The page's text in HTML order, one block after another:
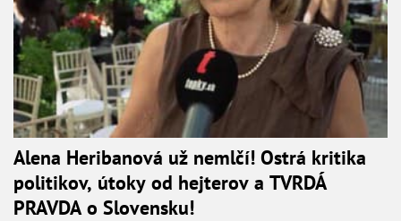
Alena Heribanová už nemlčí! Ostrá kritika
politikov, útoky od hejterov a TVRDÁ
PRAVDA o Slovensku!